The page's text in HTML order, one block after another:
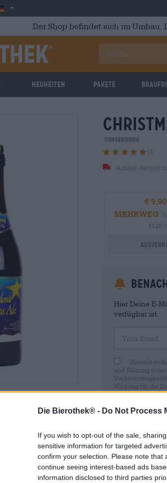
Die Bierothek® - Do Not Process
If you wish to opt-out of the sale,
sensitive information for targeted
confirm your selection. Please note
continue seeing interest-based ads
information disclosed to third parties
Deutschland
Der Shop befindet sich im Umbau.
Neuheiten Pakete
22.07.2028
Corsendonk
(1)
Artikel derzeit
€ 9,90
MEHRWEG
13,20 /
Hier Deine E-
verfügbar ist.
Hiermit
und Führung
Wirkung für die
durch den
* Preise inkl.